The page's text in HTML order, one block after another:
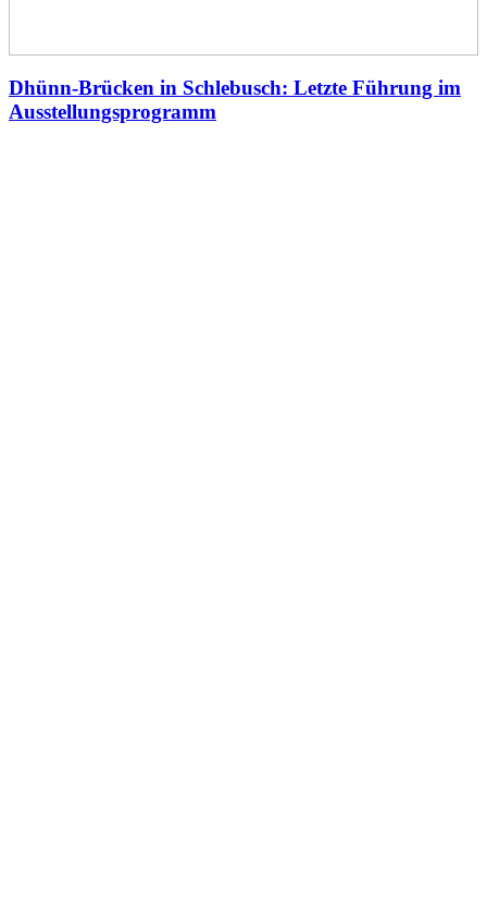
Dhünn-Brücken in Schlebusch: Letzte Führung im
Ausstellungsprogramm